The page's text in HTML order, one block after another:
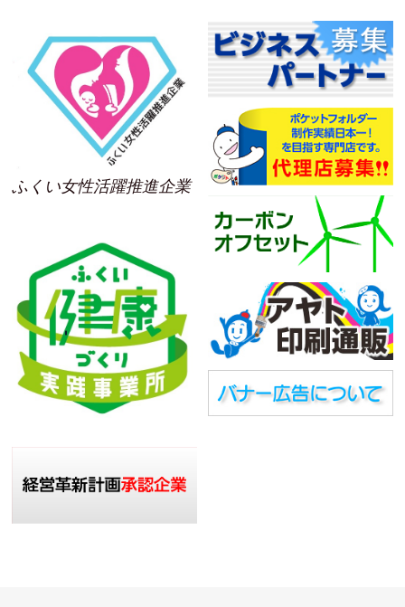
ふくい女性活躍推進企業